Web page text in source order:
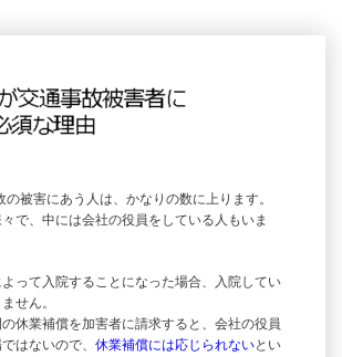
の被害にあう人は、かなりの数に上ります。
で、中には会社の役員をしている人もいま
って入院することになった場合、入院してい
せん。
休業補償を加害者に請求すると、会社の役員
はないので、 休業補償には応じられないとい